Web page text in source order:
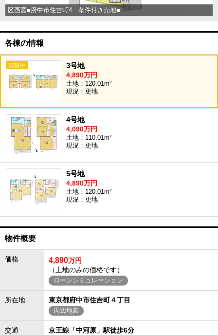
区画図■府中市住吉町4 条件付き売地■
各棟の情報
3号地
4,890万円
土地：120.01m²
現況：更地
4号地
4,090万円
土地：110.01m²
現況：更地
5号地
4,890万円
土地：120.01m²
現況：更地
物件概要
価格 4,890万円
（土地のみの価格です）
ローンシミュレーション
所在地 東京都府中市住吉町４丁目
周辺地図
交通
京王線「中河原」駅徒歩6分